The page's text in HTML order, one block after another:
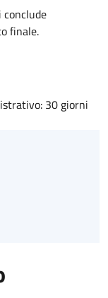
finale.
30 giorni